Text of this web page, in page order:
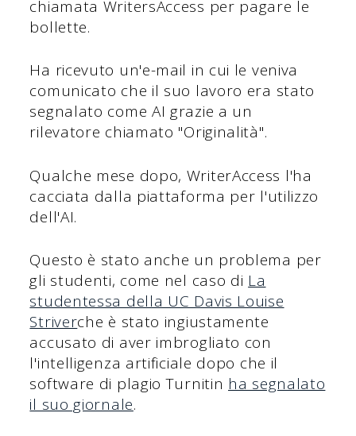
chiamata WritersAccess per pagare le
bollette.
Ha ricevuto un'e-mail in cui le veniva
comunicato che il suo lavoro era stato
segnalato come AI grazie a un
rilevatore chiamato "Originalità".
Qualche mese dopo, WriterAccess l'ha
cacciata dalla piattaforma per l'utilizzo
dell'AI.
Questo è stato anche un problema per
gli studenti, come nel caso di La
studentessa della UC Davis Louise
Striverche è stato ingiustamente
accusato di aver imbrogliato con
l'intelligenza artificiale dopo che il
software di plagio Turnitin ha segnalato
il suo giornale.